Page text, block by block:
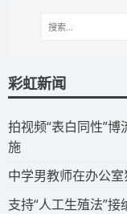
彩虹新闻
拍视频“表白同性”
施
中学男教师在办公
支持“人工生殖法”